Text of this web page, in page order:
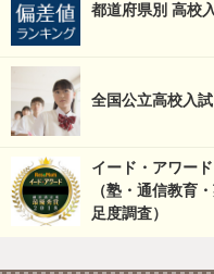
都道府県別 高校
全国公立高校入
イード・アワード
（塾・通信教育
足度調査）